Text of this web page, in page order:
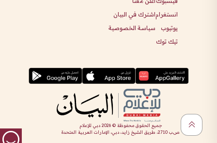
انستغرام
يوتيوب
تيك توك
اشترك في البيان
سياسة الخصوصية
جميع الحقوق محفوظة ©2026 دبي للإعلام
ص.ب 2710، طريق الشيخ زايد، دبي، الإمارات العربية المتحدة